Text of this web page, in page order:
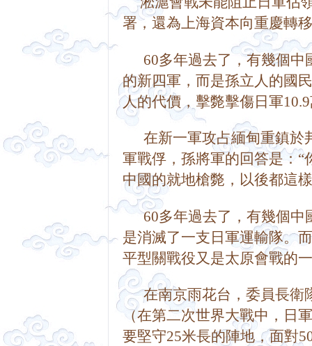
署，還為上海資本向重慶
60多年過去了，有幾個中
的新四軍，而是孫立人的國
人的代價，擊斃擊傷日軍
在新一軍攻占緬甸重鎮於
軍戰俘，孫將軍的回答是：
中國的就地槍斃，以後都這
60多年過去了，有幾個中
是消滅了一支日軍運輸隊。
平型關戰役又是太原會戰的
在南京雨花台，委員長衛
（在第二次世界大戰中，日
要堅守25米長的陣地，面對